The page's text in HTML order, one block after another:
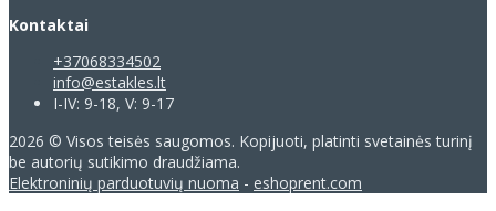
Kontaktai
+37068334502
info@estakles.lt
I-IV: 9-18, V: 9-17
2026 © Visos teisės saugomos. Kopijuoti, platinti svetainės turinį
be autorių sutikimo draudžiama.
Elektroninių parduotuvių nuoma - eshoprent.com